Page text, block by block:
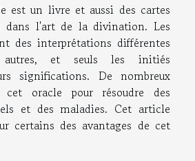
est un livre et aussi des cartes
dans l'art de la divination. Les
des interprétations différentes
et seuls les initiés
significations. De nombreux
oracle pour résoudre des
et des maladies. Cet article
certains des avantages de cet